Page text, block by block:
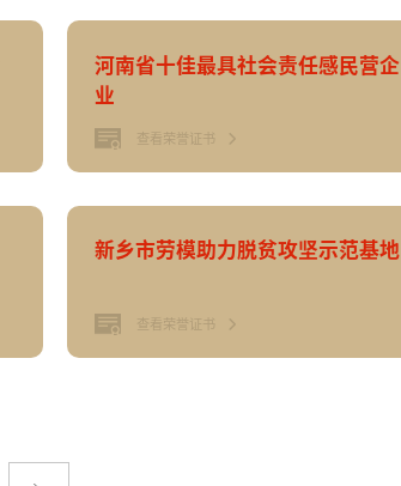
河南省十佳最具社会责任感民营企
业
查看荣誉证书
新乡市劳模助力脱贫攻坚示范基地
查看荣誉证书